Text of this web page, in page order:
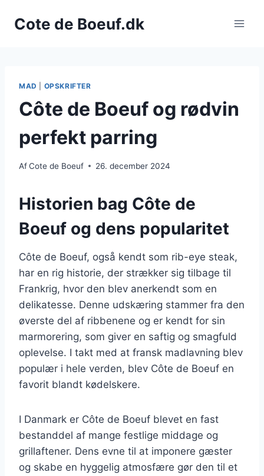
Cote de Boeuf.dk
MAD OPSKRIFTER
Côte de Boeuf og rødvin
perfekt parring
AfCote de Boeuf 26. december 2024
Historien bag Côte de
Boeuf og dens popularitet
Côte de Boeuf, også kendt som rib-eye steak,
har en rig historie, der strækker sig tilbage til
Frankrig, hvor den blev anerkendt som en
delikatesse. Denne udskæring stammer fra den
øverste del af ribbenene og er kendt for sin
marmorering, som giver en saftig og smagfuld
oplevelse. I takt med at fransk madlavning blev
populær i hele verden, blev Côte de Boeuf en
favorit blandt kødelskere.
I Danmark er Côte de Boeuf blevet en fast
bestanddel af mange festlige middage og
grillaftener. Dens evne til at imponere gæster
og skabe en hyggelig atmosfære gør den til et